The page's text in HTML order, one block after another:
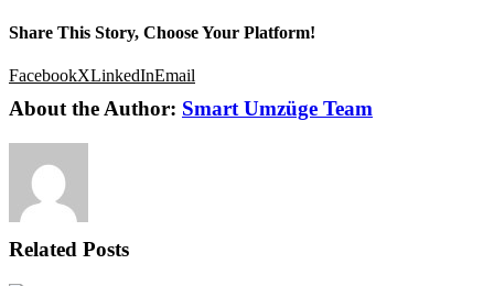
Share This Story, Choose Your Platform!
FacebookXLinkedInEmail
About the Author: Smart Umzüge Team
Related Posts